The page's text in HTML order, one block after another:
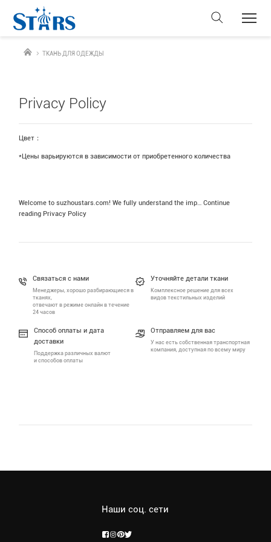
ТКАНЬ ДЛЯ ОДЕЖДЫ
Privacy Policy
Цвет：
*Цены варьируются в зависимости от приобретенного количества
Welcome to suzhoustars.com! We fully understand the imp…Continue
reading Privacy Policy
Связаться с нами
Менеджеры, хорошо разбирающиеся в
тканях,
отвечают в режиме онлайн в течение
24 часов
Уточняйте детали ткани
Комплексное решение для всех
видов текстильных изделий
Способ оплаты и дата
доставки
Поддержка различных валют
и способов оплаты
Отправляем для вас
У нас есть собственная транспортная
компания, доступная по всему миру
Наши соц. сети